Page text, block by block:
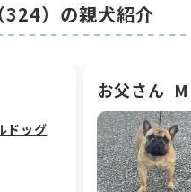
ような表情を見せてくれる
て、思わず時間を忘れてな
坊な性格を兼ね備えた、と
って、きっと特別な存在に
324）の親犬紹介
ドッグ
お父さん